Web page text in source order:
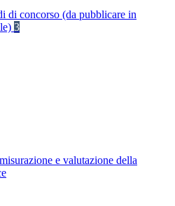
di concorso (da pubblicare in
3
e valutazione della